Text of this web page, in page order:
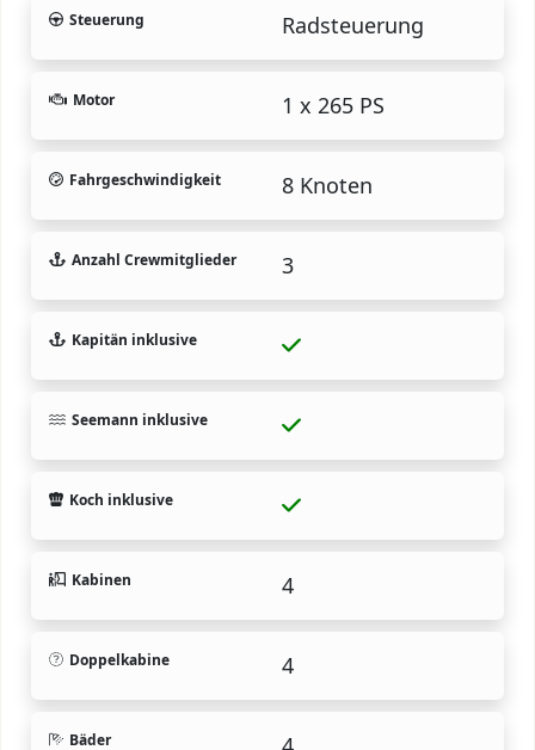
Steuerung Radsteuerung
Motor 1 x 265 PS
Fahrgeschwindigkeit 8 Knoten
Anzahl Crewmitglieder 3
Kapitän inklusive
Seemann inklusive
Koch inklusive
Kabinen 4
Doppelkabine 4
Bäder